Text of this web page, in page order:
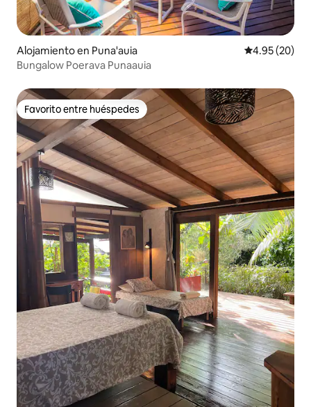
Alojamiento en Puna'auia Calificación
4.95 (20)
Bungalow Poerava Punaauia
Favorito entre huéspedes
Favorito entre huéspedes